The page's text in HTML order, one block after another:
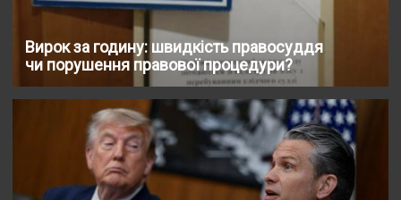
Вирок за годину: швидкість правосуддя
чи порушення правової процедури?